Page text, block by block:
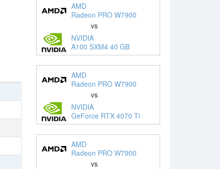
AMD
Radeon PRO W7900
vs
NVIDIA
A100 SXM4 40 GB
AMD
Radeon PRO W7900
vs
NVIDIA
GeForce RTX 4070 Ti
AMD
Radeon PRO W7900
vs